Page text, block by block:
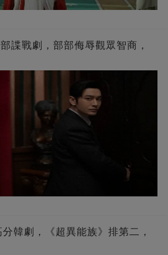
諜戰劇，部部侮辱觀眾智商，
韓劇，《超異能族》排第二，